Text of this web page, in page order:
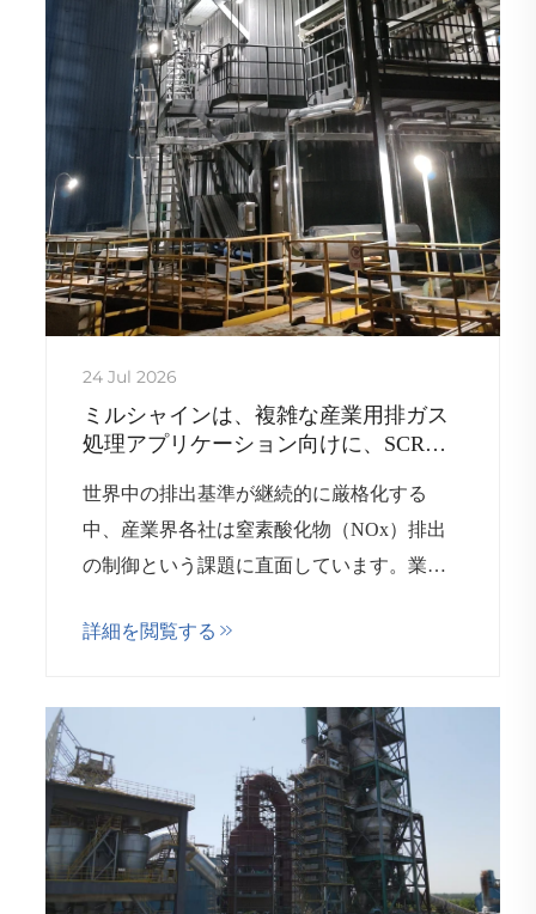
24 Jul 2026
ミルシャインは、複雑な産業用排ガス
処理アプリケーション向けに、SCRお
提供します
世界中の排出基準が継続的に厳格化する
中、産業界各社は窒素酸化物（NOx）排出
の制御という課題に直面しています。業種
詳細を閲覧する